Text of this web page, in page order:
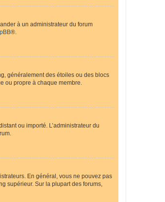
à un administrateur du forum
®.
généralement des étoiles ou des blocs
ou propre à chaque membre.
ou importé. L’administrateur du
En général, vous ne pouvez pas
supérieur. Sur la plupart des forums,